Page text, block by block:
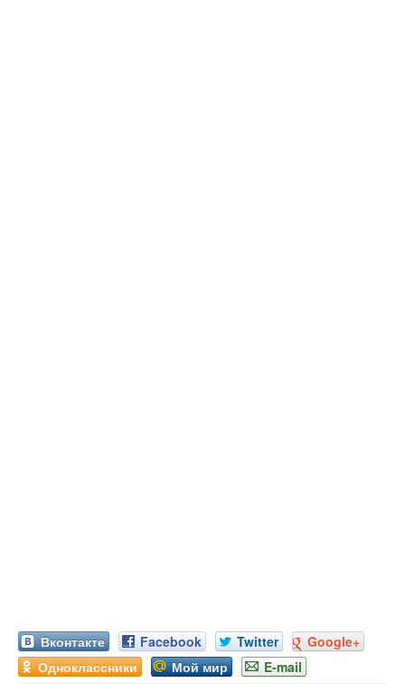
Вконтакте Facebook Twitter
Google+
Одноклассники
Мой мир E-mail